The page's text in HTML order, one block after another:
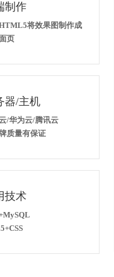
制作
将效果图制作成
页
器/主机
/华为云/腾讯云
质量有保证
技术